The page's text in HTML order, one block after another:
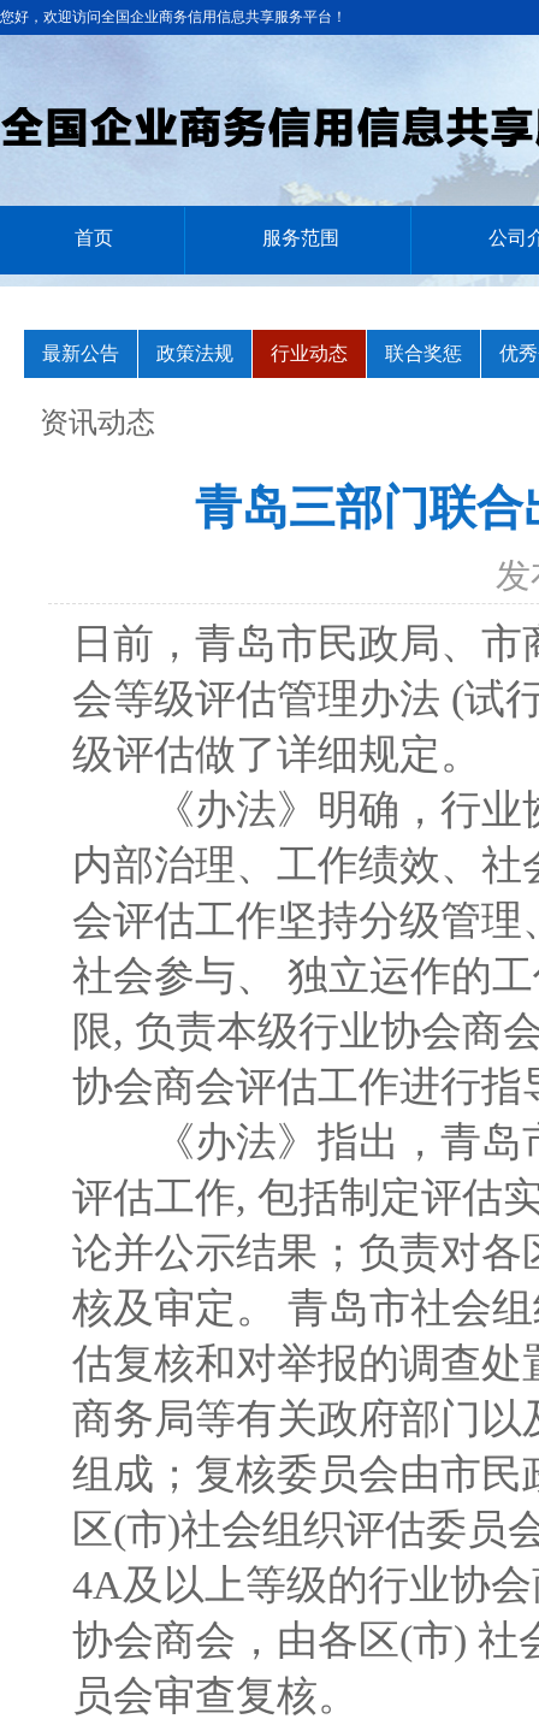
您好，欢迎访问全国企业商务信用信息共享服务平台！
首页 服务范围 公司
最新公告 政策法规 行业动态 联合奖惩 优
资讯动态
青岛三部门联
日前，青岛市民政局、
会等级评估管理办法 (试
级评估做了详细规定。
《办法》明确，行业
内部治理、工作绩效、
会评估工作坚持分级管
社会参与、 独立运作的
限, 负责本级行业协会商
协会商会评估工作进行指
《办法》指出，青岛
评估工作, 包括制定评估
论并公示结果；负责对
核及审定。 青岛市社会
估复核和对举报的调查
商务局等有关政府部门
组成；复核委员会由市
区(市)社会组织评估委员
4A及以上等级的行业协
协会商会，由各区(市) 社
员会审查复核。